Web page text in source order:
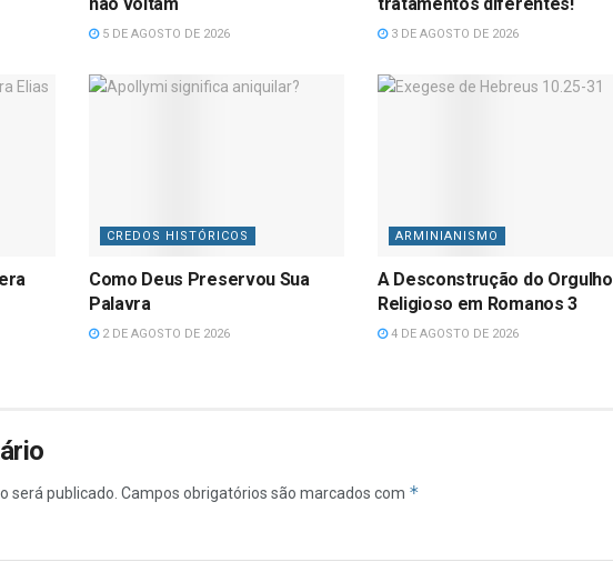
5 DE AGOSTO DE 2026 3 DE AGOSTO DE 2026
CREDOS HISTÓRICOS
Como Deus Preservou Sua
Palavra
2 DE AGOSTO DE 2026
ARMINIANISMO
A Desconstrução do Orgulho
Religioso em Romanos 3
4 DE AGOSTO DE 2026
será publicado. Campos obrigatórios são marcados com *